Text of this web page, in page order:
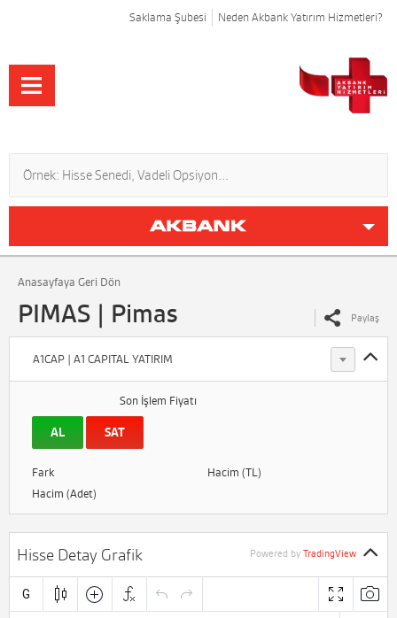
Saklama Şubesi Neden Akbank Yatırım Hizmetleri?
Anasayfaya Geri Dön
PIMAS | Pimas Paylaş
A1CAP | A1 CAPITAL YATIRIM
Son İşlem Fiyatı
AL SAT
Fark
Hacim (TL)
Hacim (Adet)
Hisse Detay Grafik Powered by TradingView